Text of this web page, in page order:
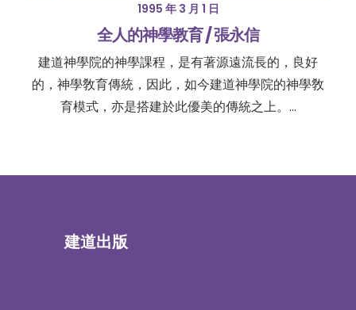
1995 年 3 月 1 日
全人的神學教育 / 張永信
建道神學院的神學課程，是有著源遠流長的，良好
的，神學敎育傳統，因此，如今建道神學院的神學敎
育模式，亦是搭建於此優美的傳統之上。…
建道出版